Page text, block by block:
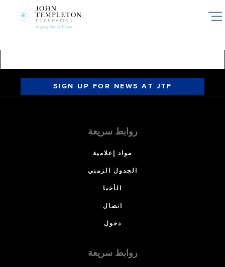
SIGN UP FOR NEWS AT JTF
روابط سريعة
مواد إعلامية
الجدول الزمني
الأخبا
اتصال
دخول
روابط سريعة